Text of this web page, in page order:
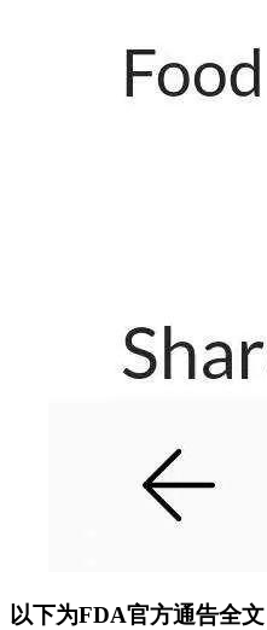
以下为FDA官方通告全文